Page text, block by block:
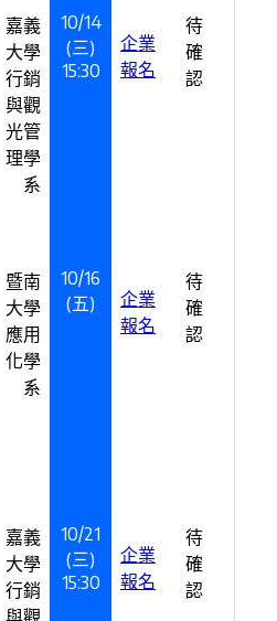
嘉義
大學
行銷
與觀
光管
理學
系
10/14
(三)
15:30
企業
報名
待
確
認
暨南
大學
應用
化學
系
10/16
(五)
企業
報名
待
確
認
嘉義
大學
行銷
10/21
(三)
15:30
企業
報名
待
確
認